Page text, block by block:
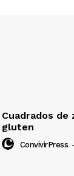
Cuadrados de
gluten
ConvivirPress -